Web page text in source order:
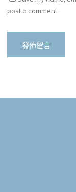
post a comment.